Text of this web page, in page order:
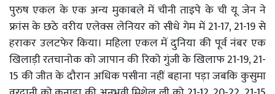
पुरुष एकल के एक अन्य मुकाबले में चीनी ताइपे के ची यू जेन ने
फ्रांस के छठे वरीय एलेक्स लेनियर को सीधे गेम में 21-17, 21-19 से
हराकर उलटफेर किया। महिला एकल में दुनिया की पूर्व नंबर एक
खिलाड़ी रतचानोक को जापान की रिको गुंजी के खिलाफ 21-19, 21-
15 की जीत के दौरान अधिक पसीना नहीं बहाना पड़ा जबकि कुसुमा